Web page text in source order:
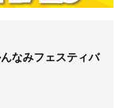
なみフェスティバ